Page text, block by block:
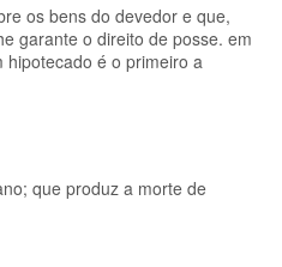
os bens do devedor e que,
garante o direito de posse. em
hipotecado é o primeiro a
que produz a morte de